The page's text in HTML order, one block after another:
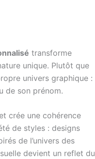
transforme
unique. Plutôt que
univers graphique :
de son prénom.
crée une cohérence
de styles : designs
de l’univers des
devient un reflet du